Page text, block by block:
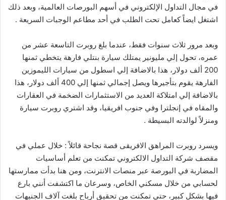
في مجال التداول الإلكتروني في أسهم البورصات العالمية، وبعد ذلك
اشتغل ايضاً كعامل تحت الطلب في أحد مطاعم الوجبات السريعة .
وبعد مرور ثلاث سنوات فقط، عندما بلغ روبرت التاسعة عشر من
عمره، تحول إلي مليونير يمتلك سيارة بنتلي فارهة يتخطي ثمنها
200 ألف دولار، هذا بالاضافة إلي اسطول من سيارات الليموزين
الفارهة يقوم بتأجيرها ويصل إجمالي ثمنها إلي 400 ألف دولار، هذا
بالاضافة إلي امتلاكة العديد من الاستثمارات الضخمة في العقارات
والمقاه في إنجلترا وفي جنوب افريقيا، وقد اشتري روبرت سيارة
ومنزلاً لوالدته البسيطة .
ويسرد روبرت المراهق الافريقى قصة نجاحة قائلاً : خلال عملي في
مقصف شركة التداول الالكتروني تمكنت من تعلم أساسيات
المضاربة في البورصة عبر منصات الانترنت، ومن هنا بدأت ممارستها
لحسابي من خلال مسكني الخاص، وسرعان ما اكتشفت أنني بارع
فيها بشكل كبير، حتي تمكنت من تحقيق أرباح بلغت آلاف الجنيهات